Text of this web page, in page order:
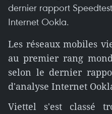
dernier rapport
Internet Ookla.
Les réseaux mobiles
au premier rang
selon le dernier
d'analyse Internet
Viettel s'est classé